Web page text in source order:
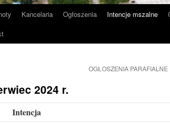
Kancelaria Ogłoszenia Intencje mszalne
OGŁOSZENIA PARAFIALNE
2024 r.
Intencja